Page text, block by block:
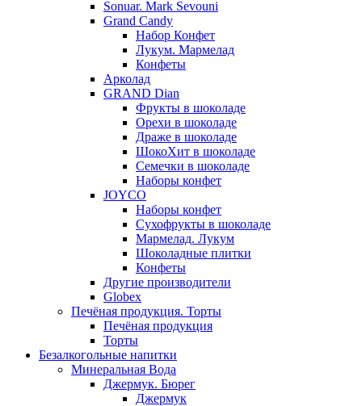
Sonuar. Mark Sevouni
Grand Candy
Набор Конфет
Лукум. Мармелад
Конфеты
Арколад
GRAND Dian
Фрукты в шоколаде
Орехи в шоколаде
Драже в шоколаде
ШокоХит в шоколаде
Семечки в шоколаде
Наборы конфет
JOYCO
Наборы конфет
Сухофрукты в шоколаде
Мармелад. Лукум
Шоколадные плитки
Конфеты
Другие производители
Globex
Печёная продукция. Торты
Печёная продукция
Торты
Безалкогольные напитки
Минеральная Вода
Джермук. Бюрег
Джермук